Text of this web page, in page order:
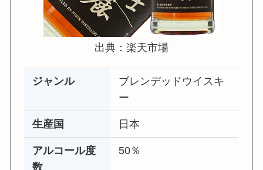
出典：楽天市場
ジャンル
ブレンデッドウイスキ
ー
生産国 日本
アルコール度
数
50％